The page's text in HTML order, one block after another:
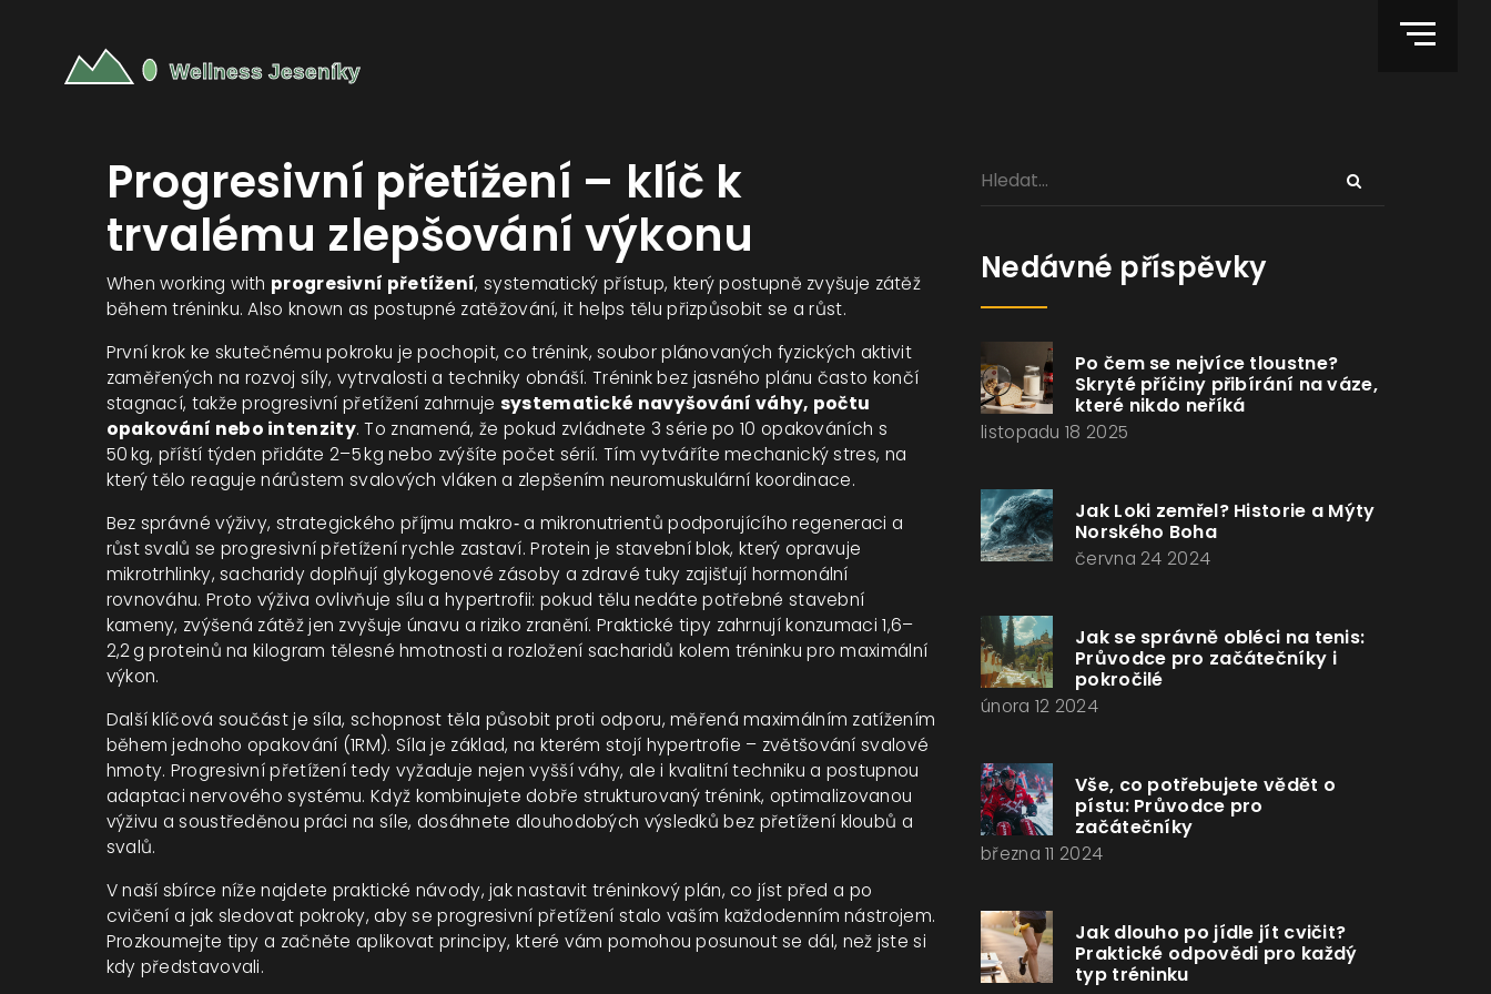
Progresivní přetížení – klíč k
trvalému zlepšování výkonu
When working with progresivní přetížení,systematický přístup, který postupně zvyšuje zátěž
během tréninku. Also known as postupné zatěžování, it helps tělu přizpůsobit se a růst.
První krok ke skutečnému pokroku je pochopit, cotrénink,soubor plánovaných fyzických aktivit
zaměřených na rozvoj síly, vytrvalosti a techniky obnáší. Trénink bez jasného plánu často končí
stagnací, takže progresivní přetížení zahrnuje systematické navyšování váhy, počtu
opakování nebo intenzity. To znamená, že pokud zvládnete 3 série po 10 opakováních s
50 kg, příští týden přidáte 2–5 kg nebo zvýšíte počet sérií. Tím vytváříte mechanický stres, na
který tělo reaguje nárůstem svalových vláken a zlepšením neuromuskulární koordinace.
Bez správnévýživy, strategického příjmu makro‑ a mikronutrientů podporujícího regeneraci a
růst svalů se progresivní přetížení rychle zastaví. Protein je stavební blok, který opravuje
mikrotrhlinky, sacharidy doplňují glykogenové zásoby a zdravé tuky zajišťují hormonální
rovnováhu. Proto výživa ovlivňuje sílu a hypertrofii: pokud tělu nedáte potřebné stavební
kameny, zvýšená zátěž jen zvyšuje únavu a riziko zranění. Praktické tipy zahrnují konzumaci 1,6–
2,2 g proteinů na kilogram tělesné hmotnosti a rozložení sacharidů kolem tréninku pro maximální
výkon.
Další klíčová součást jesíla, schopnost těla působit proti odporu, měřená maximálním zatížením
během jednoho opakování (1RM). Síla je základ, na kterém stojí hypertrofie – zvětšování svalové
hmoty. Progresivní přetížení tedy vyžaduje nejen vyšší váhy, ale i kvalitní techniku a postupnou
adaptaci nervového systému. Když kombinujete dobře strukturovaný trénink, optimalizovanou
výživu a soustředěnou práci na síle, dosáhnete dlouhodobých výsledků bez přetížení kloubů a
svalů.
V naší sbírce níže najdete praktické návody, jak nastavit tréninkový plán, co jíst před a po
cvičení a jak sledovat pokroky, aby se progresivní přetížení stalo vaším každodenním nástrojem.
Prozkoumejte tipy a začněte aplikovat principy, které vám pomohou posunout se dál, než jste si
kdy představovali.
Nedávné příspěvky
Po čem se nejvíce tloustne?
Skryté příčiny přibírání na váze,
které nikdo neříká
listopadu 18 2025
Jak Loki zemřel? Historie a Mýty
Norského Boha
června 24 2024
Jak se správně obléci na tenis:
Průvodce pro začátečníky i
pokročilé
února 12 2024
Vše, co potřebujete vědět o
pístu: Průvodce pro
začátečníky
března 11 2024
Jak dlouho po jídle jít cvičit?
Praktické odpovědi pro každý
typ tréninku